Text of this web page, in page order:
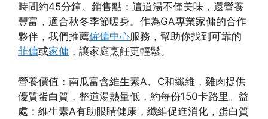
時間約45分鐘。銷售點：這道湯不僅美味，還營養
豐富，適合秋冬季節暖身。作為GA專業家傭的合作
夥伴，我們推薦僱傭中心服務，幫助你找到可靠的
菲傭或家傭 ，讓家庭烹飪更輕鬆。
營養價值：南瓜富含維生素A、C和纖維，雞肉提供
優質蛋白質，整道湯熱量低，約每份150卡路里。益
處：維生素A有助眼睛健康，纖維促進消化，蛋白質